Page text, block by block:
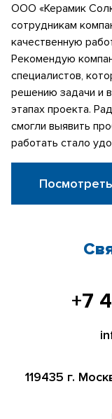
ООО «Керамик
сотрудникам
качественную
Рекомендую
специалистов,
решению задачи и
этапах проекта.
смогли выявить
работать стало
+7
119435 г.